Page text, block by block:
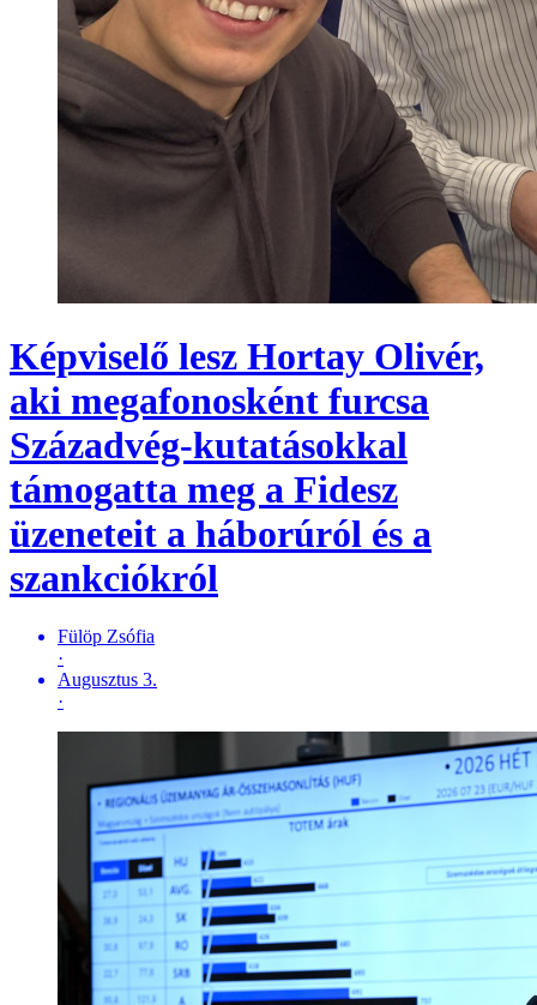
Képviselő lesz Hortay Olivér,
aki megafonosként furcsa
Századvég-kutatásokkal
támogatta meg a Fidesz
üzeneteit a háborúról és a
szankciókról
Fülöp Zsófia
·
Augusztus 3.
·